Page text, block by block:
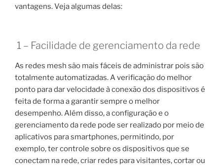
vantagens. Veja algumas delas:
1 – Facilidade de gerenciamento da rede
As redes mesh são mais fáceis de administrar pois são
totalmente automatizadas. A verificação do melhor
ponto para dar velocidade à conexão dos dispositivos é
feita de forma a garantir sempre o melhor
desempenho. Além disso, a configuração e o
gerenciamento da rede pode ser realizado por meio de
aplicativos para smartphones, permitindo, por
exemplo, ter controle sobre os dispositivos que se
conectam na rede, criar redes para visitantes, cortar ou